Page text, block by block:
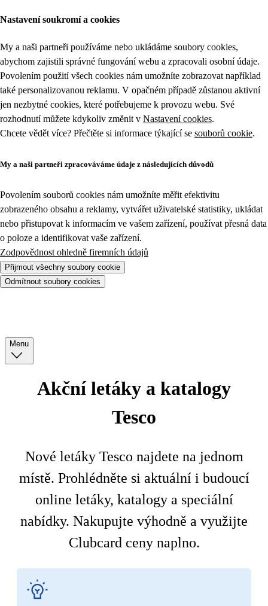
Nastavení soukromí a cookies
My a naši partneři používáme nebo ukládáme soubory cookies,
abychom zajistili správné fungování webu a zpracovali osobní údaje.
Povolením použití všech cookies nám umožníte zobrazovat například
také personalizovanou reklamu. V opačném případě zůstanou aktivní
jen nezbytné cookies, které potřebujeme k provozu webu. Své
rozhodnutí můžete kdykoliv změnit v Nastavení cookies.
Chcete vědět více? Přečtěte si informace týkající se souborů cookie.
My a naši partneři zpracováváme údaje z následujících důvodů
Povolením souborů cookies nám umožníte měřit efektivitu
zobrazeného obsahu a reklamy, vytvářet uživatelské statistiky, ukládat
nebo přistupovat k informacím ve vašem zařízení, používat přesná data
o poloze a identifikovat vaše zařízení.
Zodpovědnost ohledně firemních údajů
Přijmout všechny soubory cookie
Odmítnout soubory cookies
Menu
Akční letáky a katalogy
Tesco
Nové letáky Tesco najdete na jednom
místě. Prohlédněte si aktuální i budoucí
online letáky, katalogy a speciální
nabídky. Nakupujte výhodně a využijte
Clubcard ceny naplno.